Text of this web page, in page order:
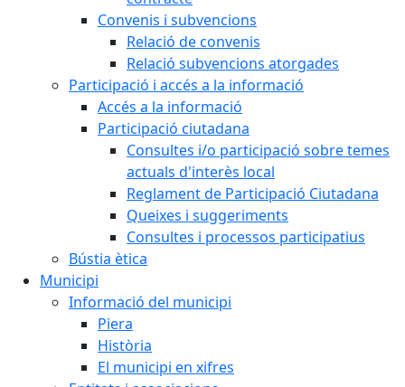
Convenis i subvencions
Relació de convenis
Relació subvencions atorgades
Participació i accés a la informació
Accés a la informació
Participació ciutadana
Consultes i/o participació sobre temes
actuals d'interès local
Reglament de Participació Ciutadana
Queixes i suggeriments
Consultes i processos participatius
Bústia ètica
Municipi
Informació del municipi
Piera
Història
El municipi en xifres